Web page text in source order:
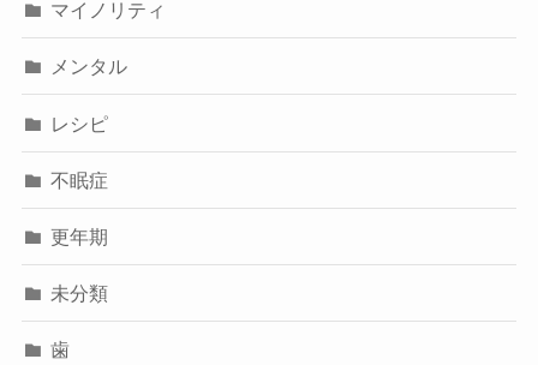
マイノリティ
メンタル
レシピ
不眠症
更年期
未分類
歯